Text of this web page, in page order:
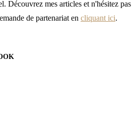
Découvrez mes articles et n'hésitez pas
de partenariat en cliquant ici.